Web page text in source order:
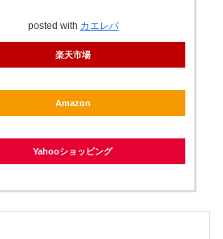
posted with カエレバ
楽天市場
Amazon
Yahooショッピング